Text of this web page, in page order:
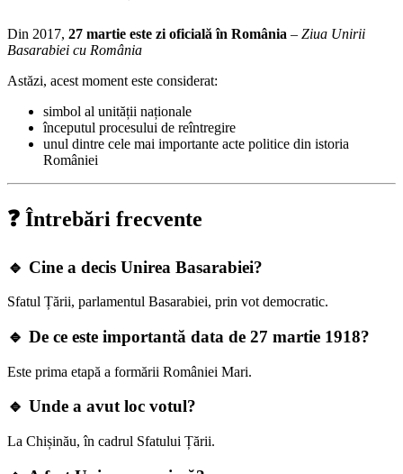
Din 2017, 27 martie este zi oficială în România – Ziua Unirii
Basarabiei cu România
Astăzi, acest moment este considerat:
simbol al unității naționale
începutul procesului de reîntregire
unul dintre cele mai importante acte politice din istoria
României
❓ Întrebări frecvente
🔹 Cine a decis Unirea Basarabiei?
Sfatul Țării, parlamentul Basarabiei, prin vot democratic.
🔹 De ce este importantă data de 27 martie 1918?
Este prima etapă a formării României Mari.
🔹 Unde a avut loc votul?
La Chișinău, în cadrul Sfatului Țării.